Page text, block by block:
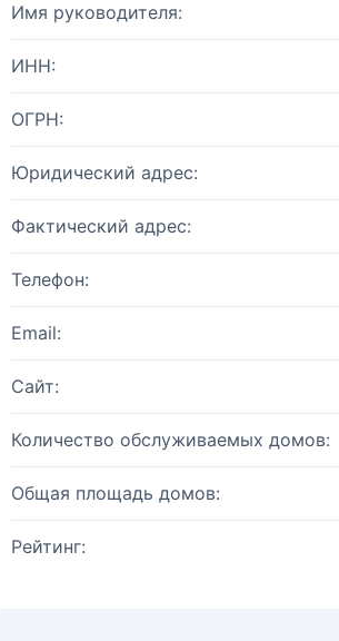
Имя руководителя:
ИНН:
ОГРН:
Юридический адрес:
Фактический адрес:
Телефон:
Email:
Сайт:
Количество обслуживаемых домов:
Общая площадь домов:
Рейтинг: